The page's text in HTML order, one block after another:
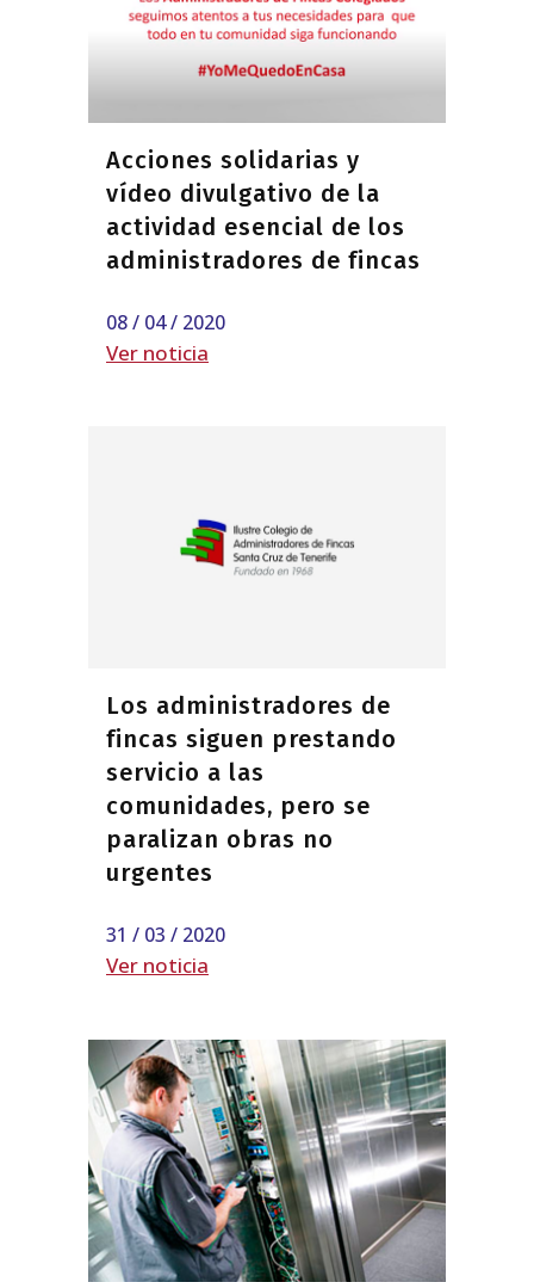
Acciones solidarias y
vídeo divulgativo de la
actividad esencial de los
administradores de fincas
08 / 04 / 2020
Ver noticia
Los administradores de
fincas siguen prestando
servicio a las
comunidades, pero se
paralizan obras no
urgentes
31 / 03 / 2020
Ver noticia